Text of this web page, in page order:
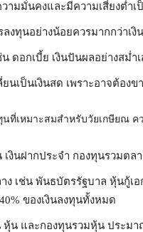
ามมั่นคงและมีความเสี่ยงต่ำ
งทุนอย่างน้อยควรมากกว่าเงิ
ดอกเบี้ย เงินปันผลอย่างสม่ำ
นเป็นเงินสด เพราะอาจต้อง
ที่เหมาะสมสำหรับวัยเกษียณ ค
งินฝากประจำ กองทุนรวมตล
ง เช่น พันธบัตรรัฐบาล หุ้นกู้เ
ของเงินลงทุนทั้งหมด
หุ้น และกองทุนรวมหุ้น ประมา